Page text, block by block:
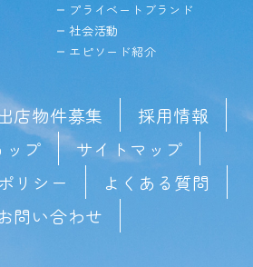
プライベートブランド
社会活動
エピソード紹介
店物件募集
採用情報
ップ
サイトマップ
リシー
よくある質問
問い合わせ